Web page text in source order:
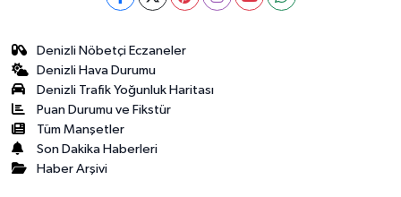
Denizli Nöbetçi Eczaneler
Denizli Hava Durumu
Denizli Trafik Yoğunluk Haritası
Puan Durumu ve Fikstür
Tüm Manşetler
Son Dakika Haberleri
Haber Arşivi